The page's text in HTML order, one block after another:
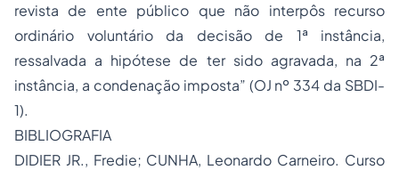
revista de ente público que não interpôs recurso
ordinário voluntário da decisão de 1ª instância,
ressalvada a hipótese de ter sido agravada, na 2ª
instância, a condenação imposta” (OJ nº 334 da SBDI-
1).
BIBLIOGRAFIA
DIDIER JR., Fredie; CUNHA, Leonardo Carneiro. Curso